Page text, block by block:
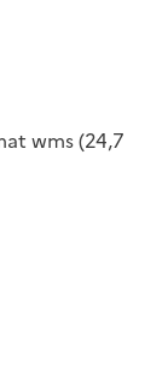
wms(24,7